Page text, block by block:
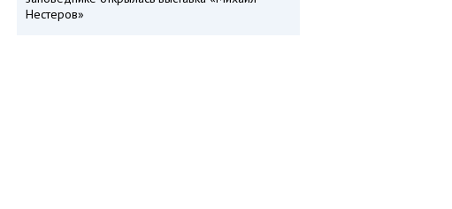
Нестеров»